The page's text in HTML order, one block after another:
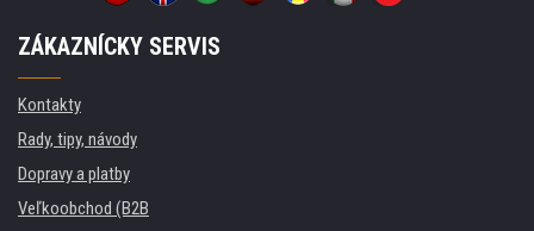
ZÁKAZNÍCKY SERVIS
Kontakty
Rady, tipy, návody
Dopravy a platby
Veľkoobchod (B2B